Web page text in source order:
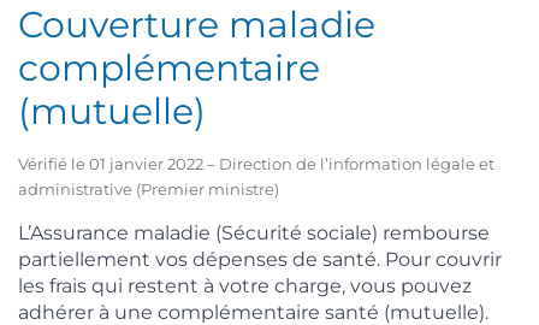
Couverture maladie
complémentaire
(mutuelle)
Vérifié le 01 janvier 2022 – Direction de l’information légale et
administrative (Premier ministre)
L’Assurance maladie (Sécurité sociale) rembourse
partiellement vos dépenses de santé. Pour couvrir
les frais qui restent à votre charge, vous pouvez
adhérer à une complémentaire santé (mutuelle).